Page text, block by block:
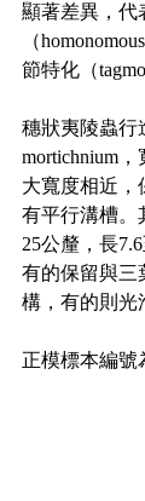
顯著差異，代
（
節特化（
穗狀夷陵蟲行
mortichnium
大寬度相近，
有平行溝槽。
25公釐，長
有的保留與三
構，有的則光
正模標本編號